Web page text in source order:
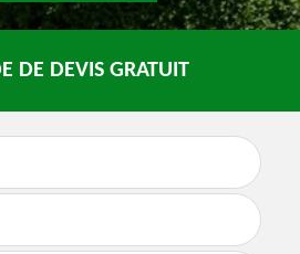
DE DEVIS GRATUIT